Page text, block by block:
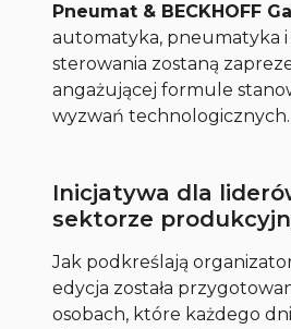
Pneumat & BECKHOFF
automatyka, pneumatyka i
sterowania zostaną
angażującej formule
wyzwań technologicznych.
Inicjatywa dla
sektorze
Jak podkreślają
edycja została
osobach, które każdego